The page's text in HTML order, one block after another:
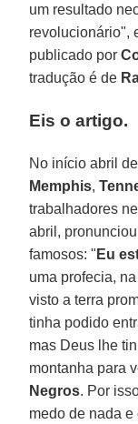
um resultado
revolucionário",
publicado por
tradução é de
Eis o artigo.
No início abril
Memphis,
trabalhadores
abril,
famosos: " Eu
uma profecia,
visto a terra
tinha podido
mas Deus lhe
montanha para
Negros. Por
medo de nada